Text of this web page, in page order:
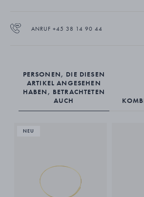
ANRUF +45 38 14 90 44
PERSONEN, DIE DIESEN
ARTIKEL ANGESEHEN
HABEN, BETRACHTETEN
AUCH